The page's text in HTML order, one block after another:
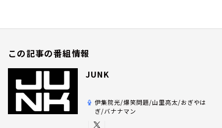
この記事の番組情報
JUNK
伊集院光/爆笑問題/山里亮太/おぎやは
ぎ/バナナマン